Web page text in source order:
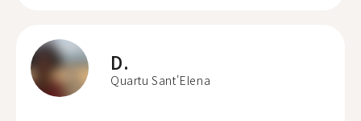
D.
Quartu Sant'Elena